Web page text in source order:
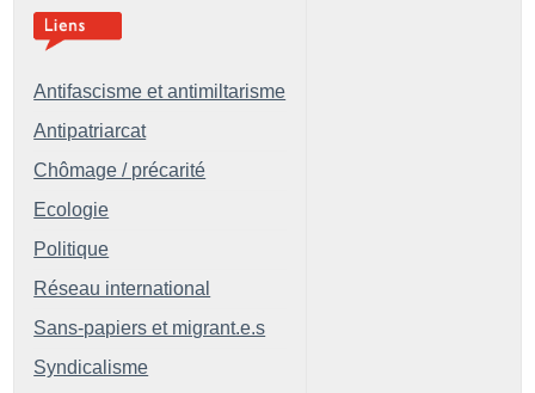
Antifascisme et antimiltarisme
Antipatriarcat
Chômage / précarité
Ecologie
Politique
Réseau international
Sans-papiers et migrant.e.s
Syndicalisme